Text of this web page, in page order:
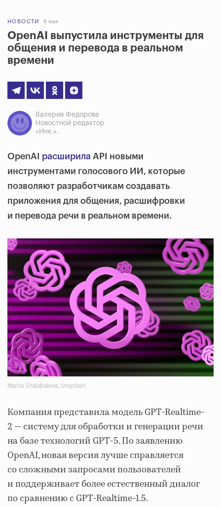
НОВОСТИ 8 мая
OpenAI выпустила инструменты для
общения и перевода в реальном
времени
Валерия Федорова
Новостной редактор
«Инк.».
OpenAI расширила API новыми
инструментами голосового ИИ, которые
позволяют разработчикам создавать
приложения для общения, расшифровки
и перевода речи в реальном времени.
Mariia Shalabaieva, Unsplash
Компания представила модель GPT-Realtime-
2 — систему для обработки и генерации речи
на базе технологий GPT-5. По заявлению
OpenAI, новая версия лучше справляется
со сложными запросами пользователей
и поддерживает более естественный диалог
по сравнению с GPT-Realtime-1.5.